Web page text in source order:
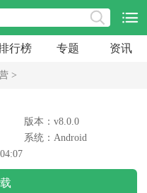
行榜 专题 资讯
>
版本：v8.0.0
系统：Android